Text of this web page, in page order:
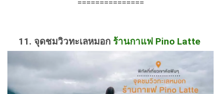
===============
11. จุดชมวิวทะเลหมอก ร้านกาแฟ Pino Latte